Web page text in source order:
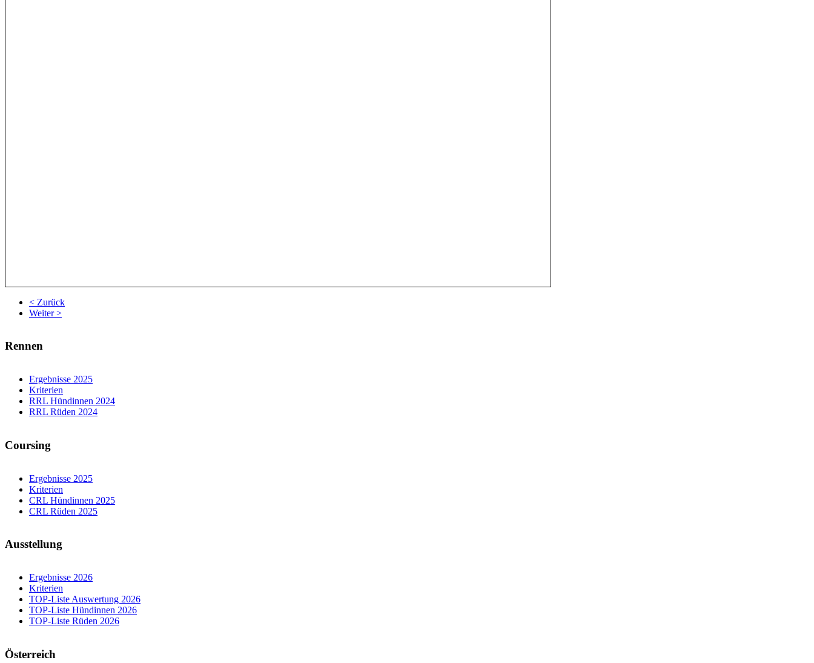
< Zurück
Weiter >
Rennen
Ergebnisse 2025
Kriterien
RRL Hündinnen 2024
RRL Rüden 2024
Coursing
Ergebnisse 2025
Kriterien
CRL Hündinnen 2025
CRL Rüden 2025
Ausstellung
Ergebnisse 2026
Kriterien
TOP-Liste Auswertung 2026
TOP-Liste Hündinnen 2026
TOP-Liste Rüden 2026
Österreich